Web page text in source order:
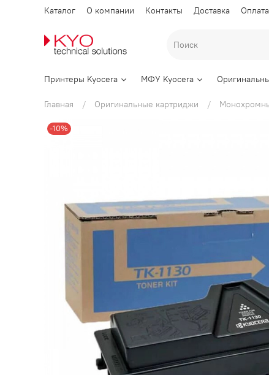
Каталог О компании Контакты Доставка Оплата
Принтеры Kyocera МФУ Kyocera
Главная Оригинальные картриджи
-10%